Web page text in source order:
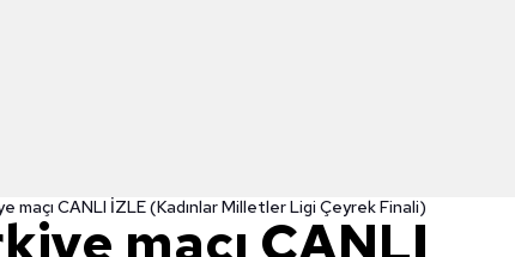
maçı CANLI İZLE (Kadınlar Milletler Ligi Çeyrek Finali)
maçı CANLI